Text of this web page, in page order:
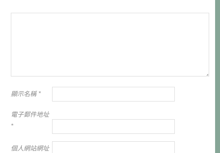
顯示名稱 *
電子郵件地址
*
個人網站網址